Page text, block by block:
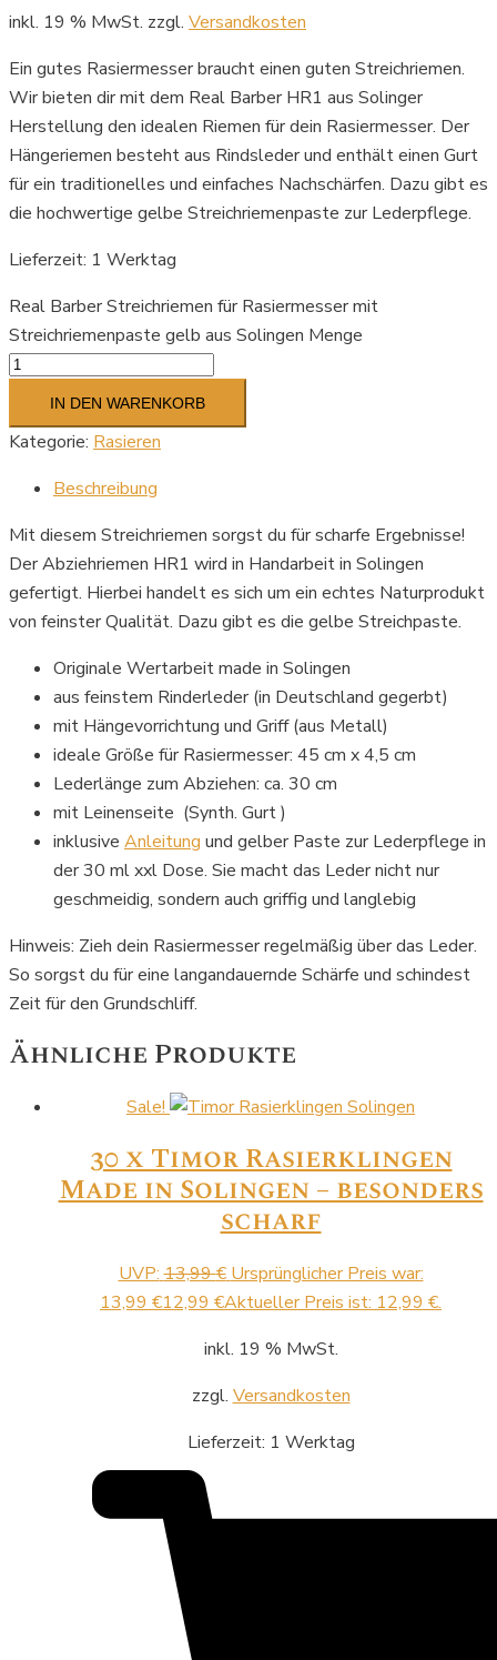
inkl. 19 % MwSt. zzgl. Versandkosten
Ein gutes Rasiermesser braucht einen guten Streichriemen.
Wir bieten dir mit dem Real Barber HR1 aus Solinger
Herstellung den idealen Riemen für dein Rasiermesser. Der
Hängeriemen besteht aus Rindsleder und enthält einen Gurt
für ein traditionelles und einfaches Nachschärfen. Dazu gibt es
die hochwertige gelbe Streichriemenpaste zur Lederpflege.
Lieferzeit: 1 Werktag
Real Barber Streichriemen für Rasiermesser mit
Streichriemenpaste gelb aus Solingen Menge
IN DEN WARENKORB
Kategorie: Rasieren
Beschreibung
Mit diesem Streichriemen sorgst du für scharfe Ergebnisse!
Der Abziehriemen HR1 wird in Handarbeit in Solingen
gefertigt. Hierbei handelt es sich um ein echtes Naturprodukt
von feinster Qualität. Dazu gibt es die gelbe Streichpaste.
Originale Wertarbeit made in Solingen
aus feinstem Rinderleder (in Deutschland gegerbt)
mit Hängevorrichtung und Griff (aus Metall)
ideale Größe für Rasiermesser: 45 cm x 4,5 cm
Lederlänge zum Abziehen: ca. 30 cm
mit Leinenseite (Synth. Gurt )
inklusive Anleitung und gelber Paste zur Lederpflege in
der 30 ml xxl Dose. Sie macht das Leder nicht nur
geschmeidig, sondern auch griffig und langlebig
Hinweis: Zieh dein Rasiermesser regelmäßig über das Leder.
So sorgst du für eine langandauernde Schärfe und schindest
Zeit für den Grundschliff.
Ähnliche Produkte
Sale!
30 x Timor Rasierklingen
Made in Solingen – besonders
scharf
UVP: 13,99€ Ursprünglicher Preis war:
13,99 €12,99 €Aktueller Preis ist: 12,99 €.
inkl. 19 % MwSt.
zzgl. Versandkosten
Lieferzeit: 1 Werktag